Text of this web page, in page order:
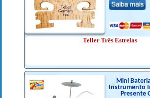
Teller Três Estrelas
Mini
Instrumento
Presente